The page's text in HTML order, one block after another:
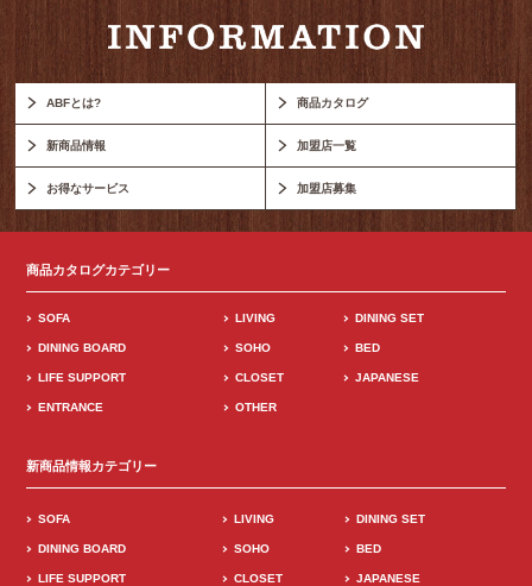
ABFとは? 商品カタログ
新商品情報 加盟店一覧
お得なサービス 加盟店募集
商品カタログカテゴリー
SOFA LIVING DINING SET
DINING BOARD SOHO BED
LIFE SUPPORT CLOSET JAPANESE
ENTRANCE OTHER
新商品情報カテゴリー
SOFA LIVING DINING SET
DINING BOARD SOHO BED
LIFE SUPPORT CLOSET JAPANESE